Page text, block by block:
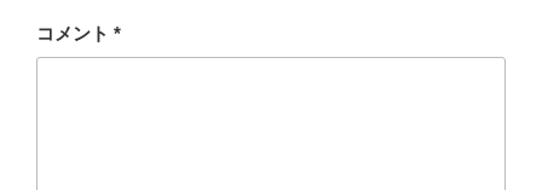
コメント *